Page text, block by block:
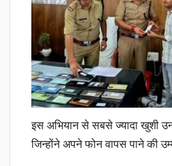
इस अभियान से सबसे ज्यादा खुशी
जिन्होंने अपने फोन वापस पाने की